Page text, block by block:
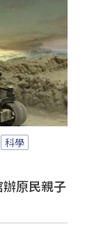
科學
原民親子